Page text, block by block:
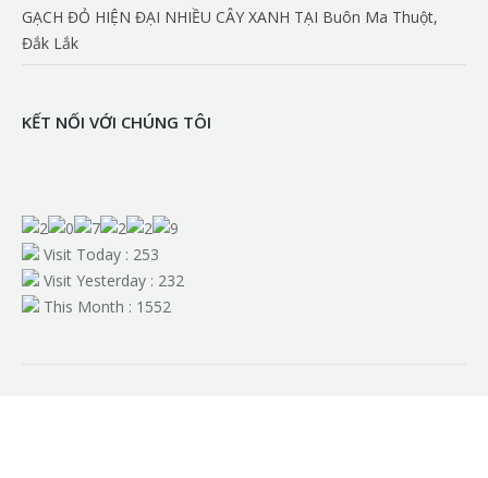
GẠCH ĐỎ HIỆN ĐẠI NHIỀU CÂY XANH TẠI Buôn Ma Thuột,
Đắk Lắk
KẾT NỐI VỚI CHÚNG TÔI
Visit Today : 253
Visit Yesterday : 232
This Month : 1552